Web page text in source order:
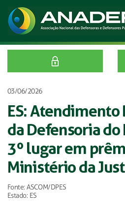
03/06/2026
ES:
da Defensoria do
3º lugar em
Ministério da
Fonte: ASCOM/DPES
Estado: ES